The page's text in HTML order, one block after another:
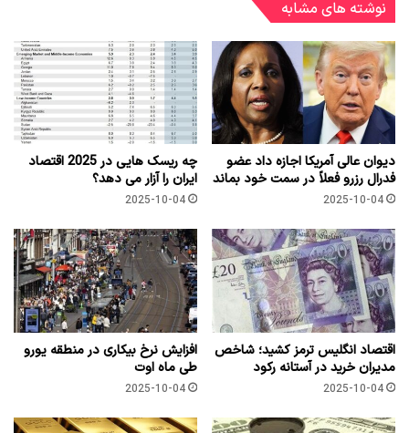
نوشته های مشابه
دیوان عالی آمریکا اجازه داد عضو
فدرال رزرو فعلاً در سمت خود بماند
2025-10-04
چه ریسک هایی در 2025 اقتصاد
ایران را آزار می دهد؟
2025-10-04
اقتصاد انگلیس ترمز کشید؛ شاخص
مدیران خرید در آستانه رکود
2025-10-04
افزایش نرخ بیکاری در منطقه یورو
طی ماه اوت
2025-10-04